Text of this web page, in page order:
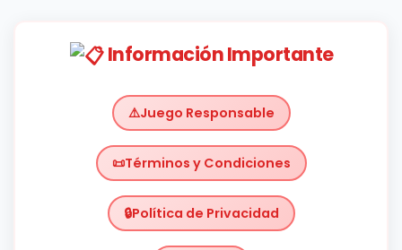
Información Importante
Juego Responsable
Términos y Condiciones
Política de Privacidad